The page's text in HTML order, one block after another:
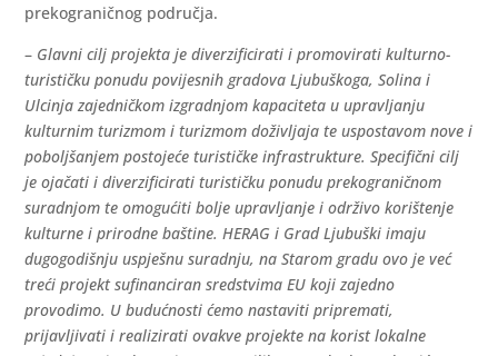
prekograničnog područja.
– Glavni cilj projekta je diverzificirati i promovirati kulturno-
turističku ponudu povijesnih gradova Ljubuškoga, Solina i
Ulcinja zajedničkom izgradnjom kapaciteta u upravljanju
kulturnim turizmom i turizmom doživljaja te uspostavom nove i
poboljšanjem postojeće turističke infrastrukture. Specifični cilj
je ojačati i diverzificirati turističku ponudu prekograničnom
suradnjom te omogućiti bolje upravljanje i održivo korištenje
kulturne i prirodne baštine. HERAG i Grad Ljubuški imaju
dugogodišnju uspješnu suradnju, na Starom gradu ovo je već
treći projekt sufinanciran sredstvima EU koji zajedno
provodimo. U budućnosti ćemo nastaviti pripremati,
prijavljivati i realizirati ovakve projekte na korist lokalne